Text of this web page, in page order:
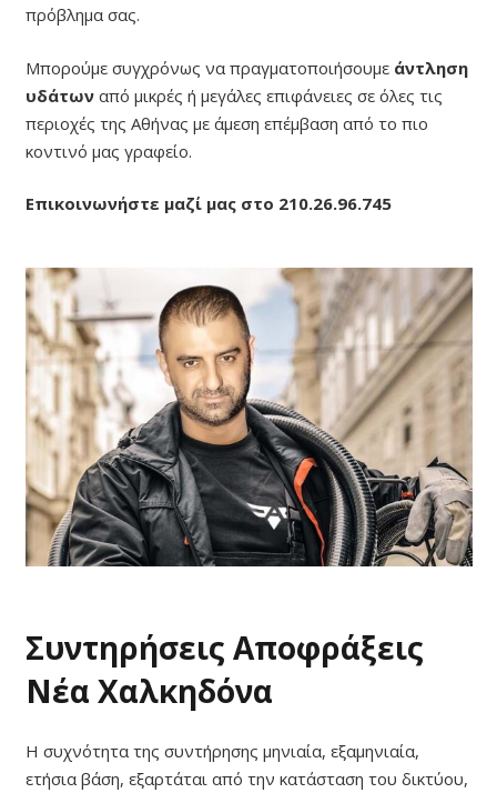
πρόβλημα σας.
Μπορούμε συγχρόνως να πραγματοποιήσουμε άντληση
υδάτων από μικρές ή μεγάλες επιφάνειες σε όλες τις
περιοχές της Αθήνας με άμεση επέμβαση από το πιο
κοντινό μας γραφείο.
Επικοινωνήστε μαζί μας στο 210.26.96.745
Συντηρήσεις Αποφράξεις
Νέα Χαλκηδόνα
Η συχνότητα της συντήρησης μηνιαία, εξαμηνιαία,
ετήσια βάση, εξαρτάται από την κατάσταση του δικτύου,